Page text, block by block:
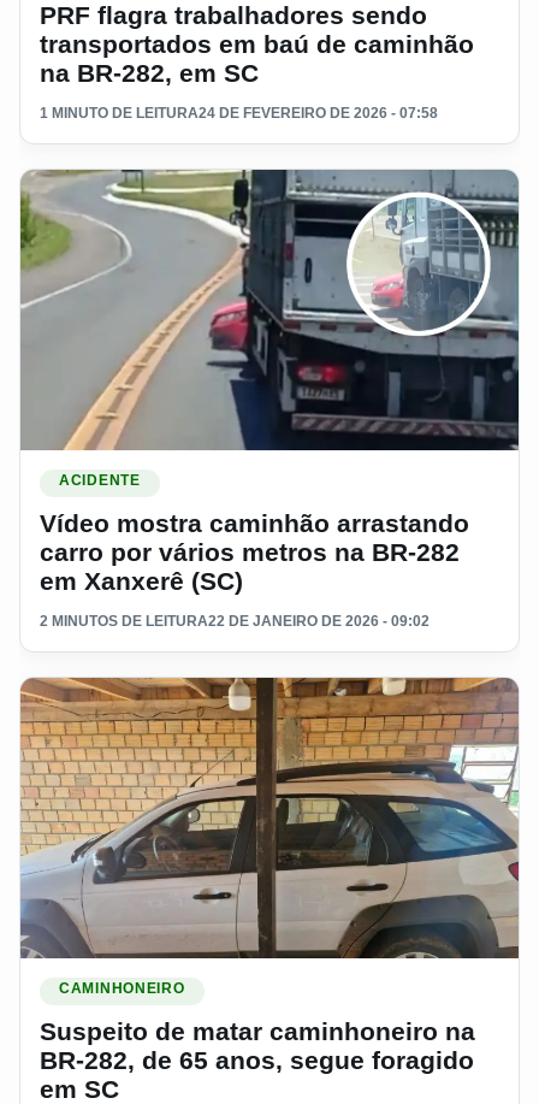
PRF flagra trabalhadores sendo
transportados em baú de caminhão
na BR-282, em SC
1 MINUTO DE LEITURA24 DE FEVEREIRO DE 2026 - 07:58
ACIDENTE
Vídeo mostra caminhão arrastando
carro por vários metros na BR-282
em Xanxerê (SC)
2 MINUTOS DE LEITURA22 DE JANEIRO DE 2026 - 09:02
CAMINHONEIRO
Suspeito de matar caminhoneiro na
BR-282, de 65 anos, segue foragido
em SC